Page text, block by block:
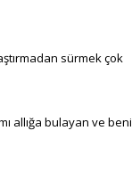
sürmek çok
allığa bulayan ve beni